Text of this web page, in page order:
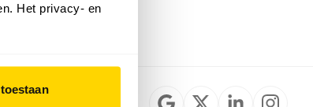
Het privacy- en